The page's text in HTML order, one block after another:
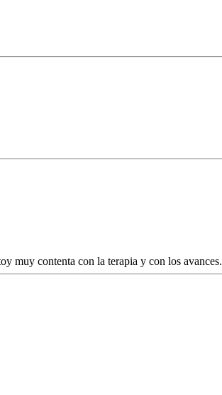
muy contenta con la terapia y con los avances.